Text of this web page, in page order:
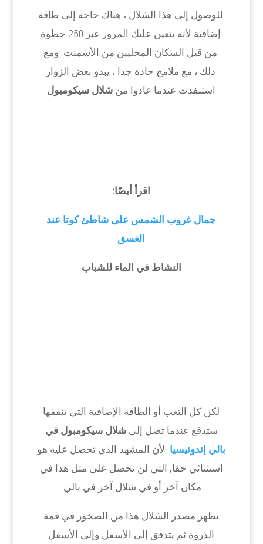
للوصول إلى هذا الشلال ، هناك حاجة إلى طاقة
إضافية لأنه يتعين عليك المرور عبر 250 خطوة
من قبل السكان المحليين من الأسمنت, ومع
ذلك ، مع ملامح حادة جدا ، يبدو بعض الزوار
استنفدت عندما عادوا من شلال سيكومبول.
اقرأ أيضًا:
جمال غروب الشمس على شاطئ كوتا عند
الغسق
النشاط في الماء للشباب
لكن كل التعب أو الطاقة الإضافية التي تنفقها
ستدفع عندما تصل إلىشلال سيكومبول في
بالي إندونيسيا, لأن المشهد الذي تحصل عليه هو
استثنائي حقا, التي لن تحصل على مثل هذا في
مكان آخر أو في شلال آخر في بالي.
يظهر مصدر الشلال هذا من الصخور في قمة
الذروة ثم يتدفق إلى الأسفل وإلى الأسفل